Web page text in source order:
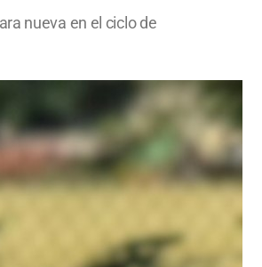
nueva en el ciclo de